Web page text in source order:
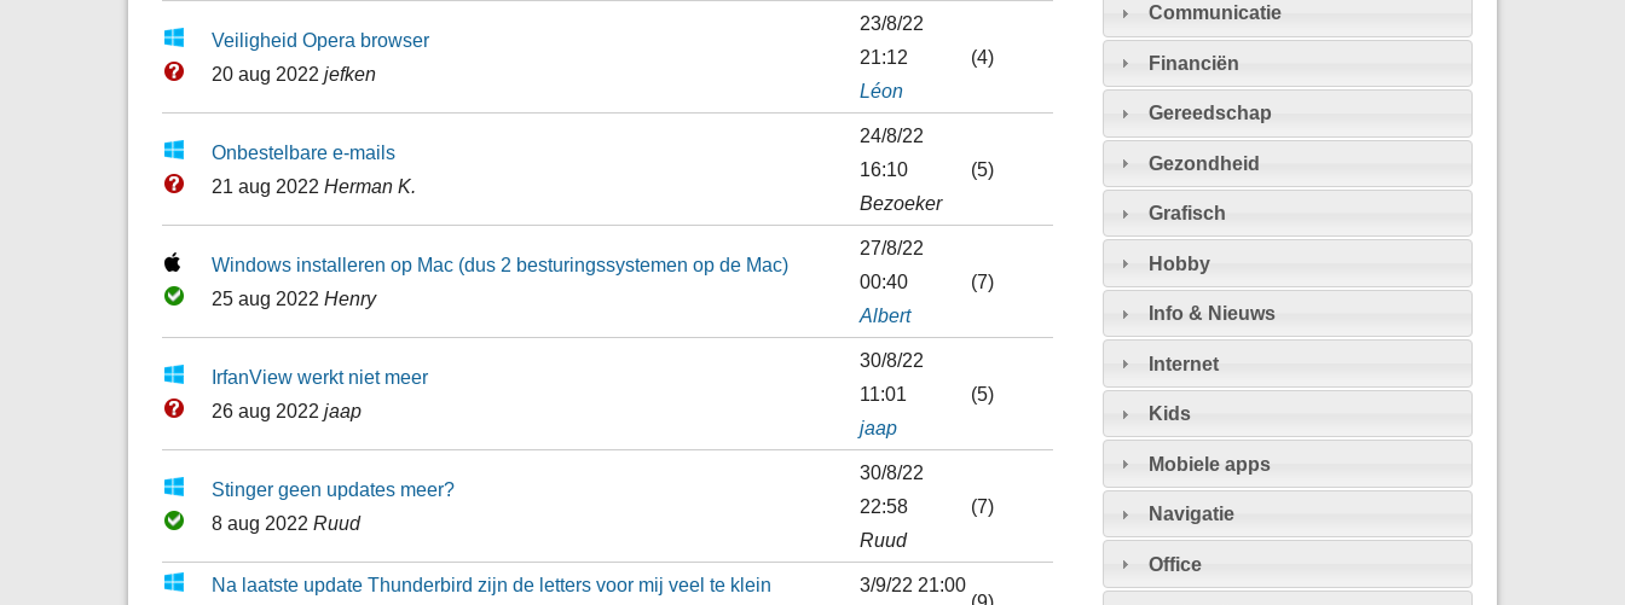
Veiligheid Opera browser
20 aug 2022 jefken
23/8/22
21:12
Léon
(4)
Onbestelbare e-mails
21 aug 2022 Herman K.
24/8/22
16:10
Bezoeker
(5)
Windows installeren op Mac (dus 2 besturingssystemen op de Mac)
25 aug 2022 Henry
27/8/22
00:40
Albert
(7)
IrfanView werkt niet meer
26 aug 2022 jaap
30/8/22
11:01
jaap
(5)
Stinger geen updates meer?
8 aug 2022 Ruud
30/8/22
22:58
Ruud
(7)
Na laatste update Thunderbird zijn de letters voor mij veel te klein
3/9/22 21:00
Communicatie
Financiën
Gereedschap
Gezondheid
Grafisch
Hobby
Info & Nieuws
Internet
Kids
Mobiele apps
Navigatie
Office